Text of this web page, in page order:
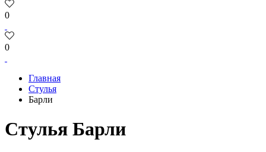
0
0
Главная
Стулья
Барли
Стулья Барли